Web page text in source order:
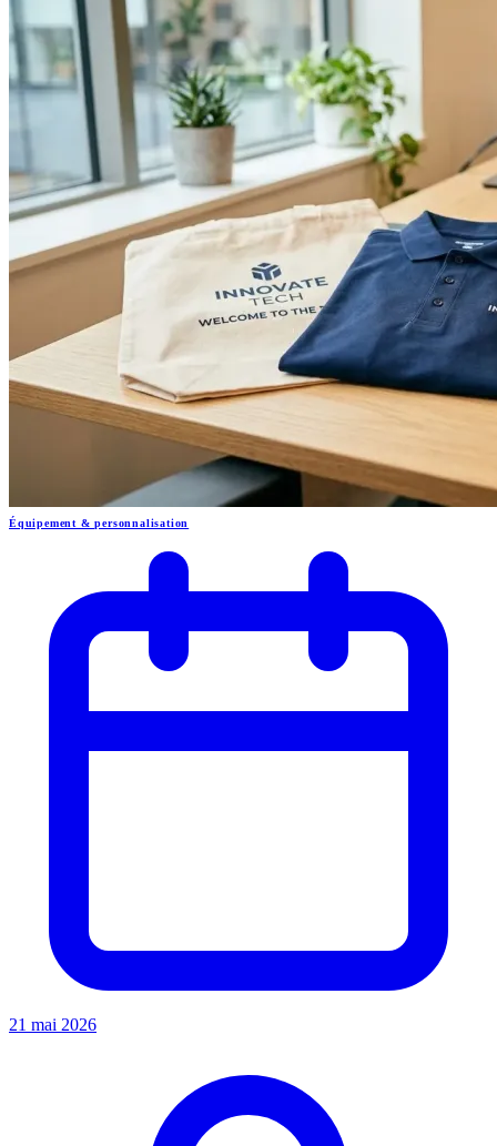
Équipement & personnalisation
21 mai 2026